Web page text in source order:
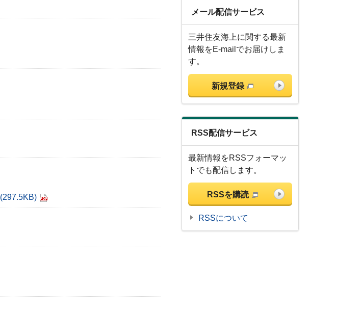
(297.5KB)
メール配信サービス
三井住友海上に関する最新
情報をE-mailでお届けしま
す。
新規登録
RSS配信サービス
最新情報をRSSフォーマッ
トでも配信します。
RSSを購読
RSSについて